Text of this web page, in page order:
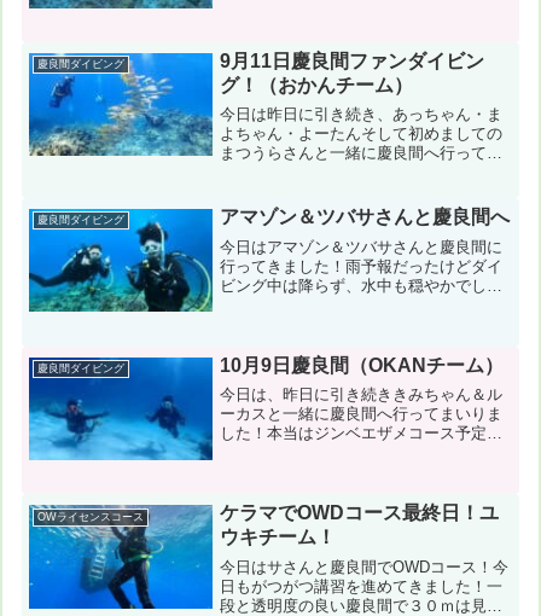
m 波：１m うねり：なし...
慶良間ダイビング
9月11日慶良間ファンダイビン
グ！（おかんチーム）
今日は昨日に引き続き、あっちゃん・ま
よちゃん・よーたんそして初めましての
まつうらさんと一緒に慶良間へ行ってま
スーツ：ウエット５㎜ 風速：東北東
６m 波：0.5m ...
慶良間ダイビング アマゾン＆ツバサさんと慶良間へ
今日はアマゾン＆ツバサさんと慶良間に
行ってきました！雨予報だったけどダイ
ビング中は降らず、水中も穏やかでした
ック） 風速：南南東8m/...
慶良間ダイビング 10月9日慶良間（OKANチーム）
今日は、昨日に引き続ききみちゃん＆ル
ーカスと一緒に慶良間へ行ってまいりま
した！本当はジンベエザメコース予定で
ました😲コンディション＆データ気温...
OWライセンスコース
ケラマでOWDコース最終日！ユ
ウキチーム！
今日はサさんと慶良間でOWDコース！今
日もがつがつ講習を進めてきました！一
段と透明度の良い慶良間で３０ｍは見え